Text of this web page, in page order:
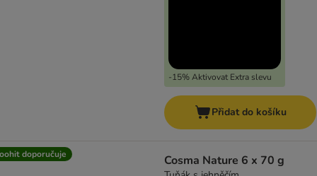
-15% Aktivovat Extra slevu
Přidat do košíku
doporučuje Cosma Nature 6 x 70 g